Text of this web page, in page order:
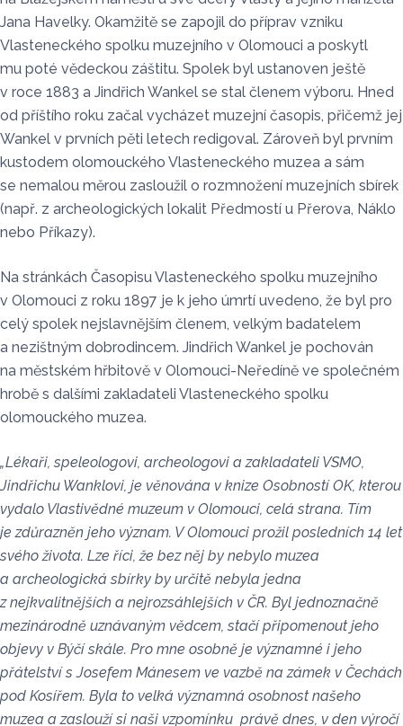
Jana Havelky. Okamžitě se zapojil do příprav vzniku
Vlasteneckého spolku muzejního v Olomouci a poskytl
mu poté vědeckou záštitu. Spolek byl ustanoven ještě
v roce 1883 a Jindřich Wankel se stal členem výboru. Hned
od příštího roku začal vycházet muzejní časopis, přičemž jej
Wankel v prvních pěti letech redigoval. Zároveň byl prvním
kustodem olomouckého Vlasteneckého muzea a sám
se nemalou měrou zasloužil o rozmnožení muzejních sbírek
(např. z archeologických lokalit Předmostí u Přerova, Náklo
nebo Příkazy).
Na stránkách Časopisu Vlasteneckého spolku muzejního
v Olomouci z roku 1897 je k jeho úmrtí uvedeno, že byl pro
celý spolek nejslavnějším členem, velkým badatelem
a nezištným dobrodincem. Jindřich Wankel je pochován
na městském hřbitově v Olomouci-Neředíně ve společném
hrobě s dalšími zakladateli Vlasteneckého spolku
olomouckého muzea.
„Lékaři, speleologovi, archeologovi a zakladateli VSMO,
Jindřichu Wanklovi, je věnována v knize Osobností OK, kterou
vydalo Vlastivědné muzeum v Olomouci, celá strana. Tím
je zdůrazněn jeho význam. V Olomouci prožil posledních 14 let
svého života. Lze říci, že bez něj by nebylo muzea
a archeologická sbírky by určitě nebyla jedna
z nejkvalitnějších a nejrozsáhlejších v ČR. Byl jednoznačně
mezinárodně uznávaným vědcem, stačí připomenout jeho
objevy v Býčí skále. Pro mne osobně je významné i jeho
přátelství s Josefem Mánesem ve vazbě na zámek v Čechách
pod Kosířem. Byla to velká významná osobnost našeho
muzea a zaslouží si naši vzpomínku právě dnes, v den výročí